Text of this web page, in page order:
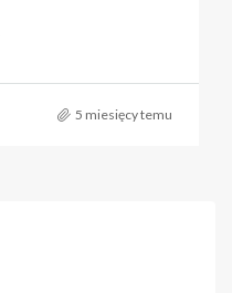
5 miesięcy temu